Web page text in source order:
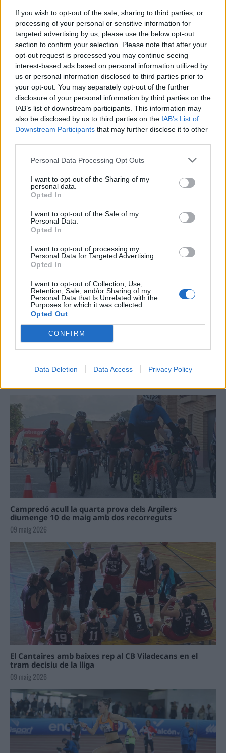
If you wish to opt-out of the sale, sharing to third parties, or
processing of your personal or sensitive information for
targeted advertising by us, please use the below opt-out
section to confirm your selection. Please note that after your
opt-out request is processed you may continue seeing
interest-based ads based on personal information utilized by
us or personal information disclosed to third parties prior to
your opt-out. You may separately opt-out of the further
disclosure of your personal information by third parties on the
IAB’s list of downstream participants. This information may
also be disclosed by us to third parties on the IAB’s List of
Downstream Participants that may further disclose it to other
Personal Data Processing Opt Outs
I want to opt-out of the Sharing of my
personal data.
Opted In
I want to opt-out of the Sale of my
Personal Data.
Opted In
I want to opt-out of processing my
Personal Data for Targeted Advertising.
Opted In
I want to opt-out of Collection, Use,
Retention, Sale, and/or Sharing of my
Personal Data that Is Unrelated with the
Purposes for which it was collected.
Opted Out
CONFIRM
Data Deletion Data Access Privacy Policy
Caçadors de subvencions
30 de juliol de 2026
Amposta viurà unes festes amb més
de 200 actes i l’expectació per l’eclipsi
31 de juliol de 2026
Només 3 de cada 10 turistes visiten la
regió de l’Ebre durant juliol i agost
31 de juliol de 2026
Carrega més
Running Sèries Terres de l’Ebre
Campredó acull la quarta prova dels Argilers
diumenge 10 de maig amb dos recorreguts
09 maig 2026
El Cantaires amb baixes rep al CB Viladecans en el
tram decisiu de la lliga
09 maig 2026